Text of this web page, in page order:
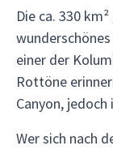
Die ca. 330
einer der
Rottöne
Canyon,
Wer sich nach